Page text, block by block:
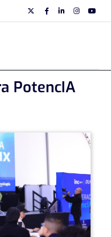
TwiiterFacebook
Linkedin
PotencIA